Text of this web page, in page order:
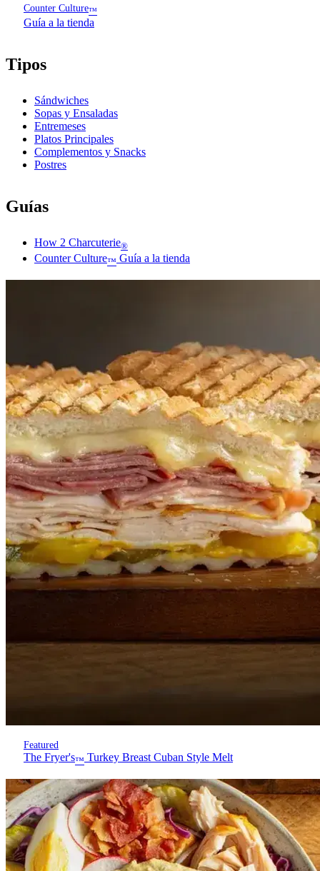
Counter Culture™
Guía a la tienda
Tipos
Sándwiches
Sopas y Ensaladas
Entremeses
Platos Principales
Complementos y Snacks
Postres
Guías
How 2 Charcuterie®
Counter Culture™ Guía a la tienda
Featured
The Fryer's™ Turkey Breast Cuban Style Melt